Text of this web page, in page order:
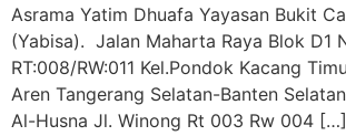
Asrama Yatim Dhuafa Yayasan Bukit
(Yabisa). Jalan Maharta Raya Blok D1
RT:008/RW:011 Kel.Pondok Kacang
Aren Tangerang Selatan-Banten
Al-Husna Jl. Winong Rt 003 Rw 004 […]